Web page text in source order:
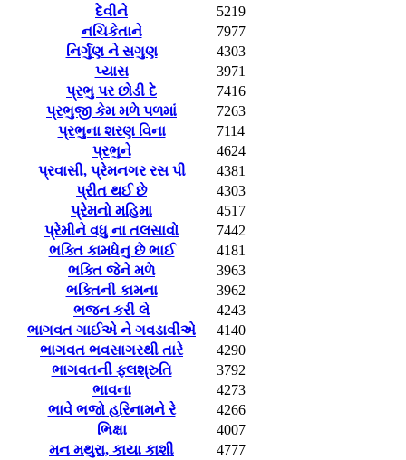
દેવીને
5219
નચિકેતાને
7977
નિર્ગુણ ને સગુણ
4303
પ્યાસ
3971
પ્રભુ પર છોડી દે
7416
પ્રભુજી કેમ મળે પળમાં
7263
પ્રભુના શરણ વિના
7114
પ્રભુને
4624
પ્રવાસી, પ્રેમનગર રસ પી
4381
પ્રીત થઈ છે
4303
પ્રેમનો મહિમા
4517
પ્રેમીને વધુ ના તલસાવો
7442
ભક્તિ કામધેનુ છે ભાઈ
4181
ભક્તિ જેને મળે
3963
ભક્તિની કામના
3962
ભજન કરી લે
4243
ભાગવત ગાઈએ ને ગવડાવીએ
4140
ભાગવત ભવસાગરથી તારે
4290
ભાગવતની ફલશ્રુતિ
3792
ભાવના
4273
ભાવે ભજો હરિનામને રે
4266
ભિક્ષા
4007
મન મથુરા, કાયા કાશી
4777